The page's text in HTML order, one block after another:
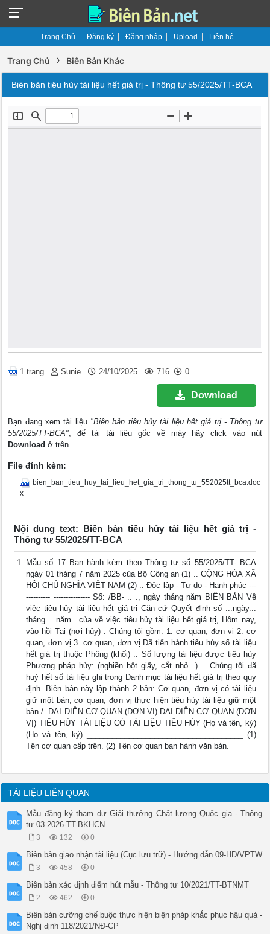
Trang Chủ Đăng ký Đăng nhập Upload Liên hệ
Trang Chủ › Biên Bản Khác
Biên bản tiêu hủy tài liệu hết giá trị - Thông tư 55/2025/TT-BCA
1 trang Sunie 24/10/2025 716 0
Download
Bạn đang xem tài liệu "Biên bản tiêu hủy tài liệu hết giá trị - Thông tư
55/2025/TT-BCA", để tải tài liệu gốc về máy hãy click vào nút
Download ở trên.
File đính kèm:
bien_ban_tieu_huy_tai_lieu_het_gia_tri_thong_tu_552025tt_bca.doc
x
Nội dung text: Biên bản tiêu hủy tài liệu hết giá trị -
Thông tư 55/2025/TT-BCA
Mẫu số 17 Ban hành kèm theo Thông tư số 55/2025/TT- BCA
ngày 01 tháng 7 năm 2025 của Bộ Công an (1) .. CỘNG HÒA XÃ
HỘI CHỦ NGHĨA VIỆT NAM (2) .. Độc lập - Tự do - Hạnh phúc ---
---------- --------------- Số: /BB- .. ., ngày tháng năm BIÊN BẢN Về
việc tiêu hủy tài liệu hết giá trị Căn cứ Quyết định số ...ngày...
tháng... năm ..của về việc tiêu hủy tài liệu hết giá trị, Hôm nay,
vào hồi Tại (nơi hủy) . Chúng tôi gồm: 1. cơ quan, đơn vị 2. cơ
quan, đơn vị 3. cơ quan, đơn vị Đã tiến hành tiêu hủy số tài liệu
hết giá trị thuộc Phông (khối) .. Số lượng tài liệu được tiêu hủy
Phương pháp hủy: (nghiền bột giấy, cắt nhỏ...) .. Chúng tôi đã
huỷ hết số tài liệu ghi trong Danh mục tài liệu hết giá trị theo quy
định. Biên bản này lập thành 2 bản: Cơ quan, đơn vị có tài liệu
giữ một bản, cơ quan, đơn vị thực hiện tiêu hủy tài liệu giữ một
bản./. ĐẠI DIỆN CƠ QUAN (ĐƠN VỊ) ĐẠI DIỆN CƠ QUAN (ĐƠN
VỊ) TIÊU HỦY TÀI LIỆU CÓ TÀI LIỆU TIÊU HỦY (Họ và tên, ký)
(Họ và tên, ký) _____________________________________ (1)
Tên cơ quan cấp trên. (2) Tên cơ quan ban hành văn bản.
TÀI LIỆU LIÊN QUAN
Mẫu đăng ký tham dự Giải thưởng Chất lượng Quốc gia - Thông
tư 03-2026-TT-BKHCN
3 132 0
Biên bản giao nhận tài liệu (Cục lưu trữ) - Hướng dẫn 09-HD/VPTW
3 458 0
Biên bản xác định điểm hút mẫu - Thông tư 10/2021/TT-BTNMT
2 462 0
Biên bản cưỡng chế buộc thực hiện biện pháp khắc phục hậu quả -
Nghị định 118/2021/NĐ-CP